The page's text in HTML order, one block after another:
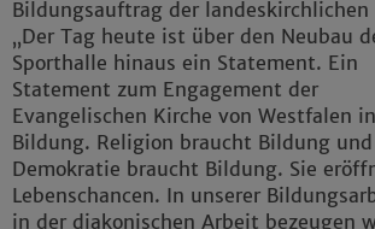
Bildungsauftrag der landeskirchlichen
„Der Tag heute ist über den Neubau
Sporthalle hinaus ein Statement. Ein
Statement zum Engagement der
Evangelischen Kirche von Westfalen
Bildung. Religion braucht Bildung und
Demokratie braucht Bildung. Sie
Lebenschancen. In unserer
in der diakonischen Arbeit bezeugen